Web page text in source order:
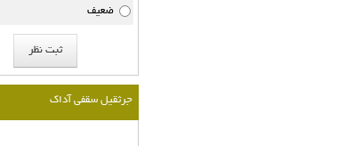
ضعیف
جرثقيل سقفی آداك